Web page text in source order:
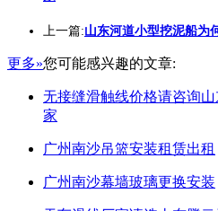
上一篇:山东河道小型挖泥船为
更多»您可能感兴趣的文章:
无接缝滑触线价格请咨询
家
广州南沙吊篮安装租赁出租
广州南沙幕墙玻璃更换安装